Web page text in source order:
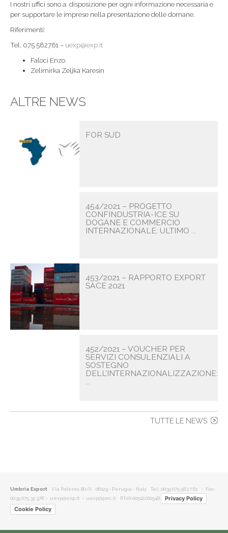
I nostri uffici sono a disposizione per ogni informazione necessaria e
per supportare le imprese nella presentazione delle domane.
Riferimenti:
Tel. 075 582761 – uexp@exp.it
Faloci Enzo
Zelimirka Zeljka Karesin
ALTRE NEWS
FOR SUD
454/2021 – PROGETTO
CONFINDUSTRIA-ICE SU
DOGANE E COMMERCIO
INTERNAZIONALE: ULTIMO ...
453/2021 – RAPPORTO EXPORT
SACE 2021
452/2021 – VOUCHER PER
SERVIZI CONSULENZIALI A
SOSTEGNO
DELL’INTERNAZIONALIZZAZIONE:
...
TUTTE LE NEWS
Umbria Export Via Palemo, 80/A 06129 - Perugia - Italy Tel.: 0039 075 58 27 61 - Fax.:
0039 075 35 378 - uexp@exp.it - uexp@pec.it P.IVA 00512260548
Privacy Policy
Cookie Policy